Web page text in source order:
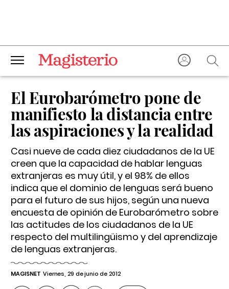
El Eurobarómetro pone de
manifiesto la distancia entre
las aspiraciones y la realidad
Casi nueve de cada diez ciudadanos de la UE
creen que la capacidad de hablar lenguas
extranjeras es muy útil, y el 98% de ellos
indica que el dominio de lenguas será bueno
para el futuro de sus hijos, según una nueva
encuesta de opinión de Eurobarómetro sobre
las actitudes de los ciudadanos de la UE
respecto del multilingüismo y del aprendizaje
de lenguas extranjeras.
MAGISNET Viernes, 29 de junio de 2012